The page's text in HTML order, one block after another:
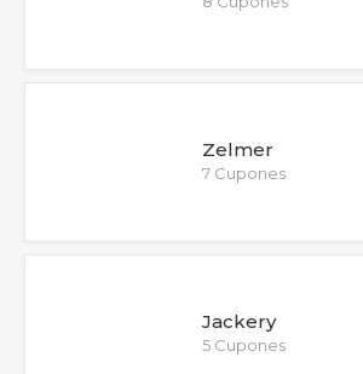
Zelmer
7 Cupones
Jackery
5 Cupones